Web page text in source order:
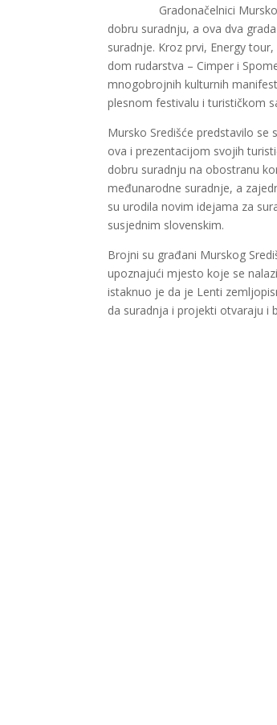
Gradonačelnici
dobru suradnju, a ova dva
suradnje. Kroz prvi, Energy
dom rudarstva – Cimper i
mnogobrojnih kulturnih
plesnom festivalu i turističkom
Mursko Središće predstavilo
ova i prezentacijom svojih
dobru suradnju na obostranu
međunarodne suradnje, a
su urodila novim idejama za
susjednim slovenskim.
Brojni su građani Murskog
upoznajući mjesto koje se
istaknuo je da je Lenti
da suradnja i projekti otvaraju i